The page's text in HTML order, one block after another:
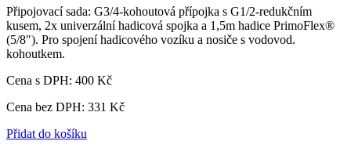
Připojovací sada: G3/4-kohoutová přípojka s G1/2-redukčním
kusem, 2x univerzální hadicová spojka a 1,5m hadice PrimoFlex®
(5/8"). Pro spojení hadicového vozíku a nosiče s vodovod.
kohoutkem.
Cena s DPH: 400 Kč
Cena bez DPH: 331 Kč
Přidat do košíku